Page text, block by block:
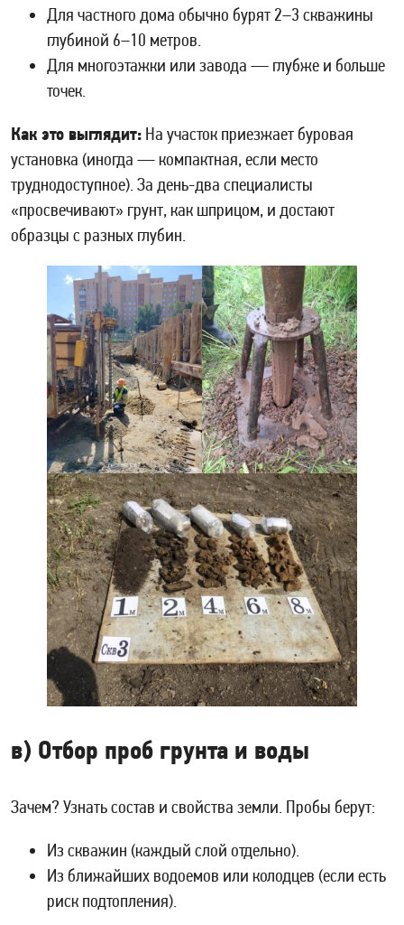
Для частного дома обычно бурят 2–3 скважины
глубиной 6–10 метров.
Для многоэтажки или завода — глубже и больше
точек.
Как это выглядит: На участок приезжает буровая
установка (иногда — компактная, если место
труднодоступное). За день-два специалисты
«просвечивают» грунт, как шприцом, и достают
образцы с разных глубин.
в) Отбор проб грунта и воды
Зачем? Узнать состав и свойства земли. Пробы берут:
Из скважин (каждый слой отдельно).
Из ближайших водоемов или колодцев (если есть
риск подтопления).